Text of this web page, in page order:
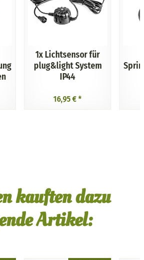
1x Lichtsensor für
plug&light System
IP44
16,95 € *
kauften dazu
Artikel: